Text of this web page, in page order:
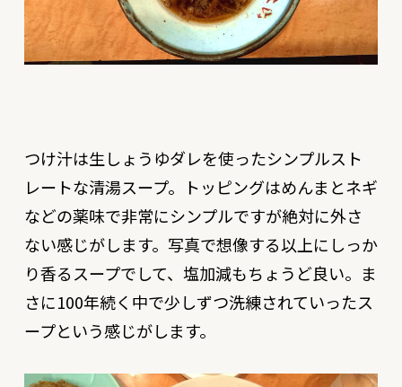
つけ汁は生しょうゆダレを使ったシンプルスト
レートな清湯スープ。トッピングはめんまとネギ
などの薬味で非常にシンプルですが絶対に外さ
ない感じがします。写真で想像する以上にしっか
り香るスープでして、塩加減もちょうど良い。ま
さに100年続く中で少しずつ洗練されていったス
ープという感じがします。